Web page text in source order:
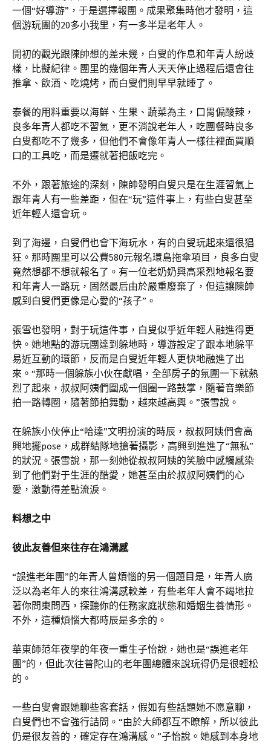
一個“好導游”，于是選擇報團。成果聚集時他才發明，這
個游玩團的20多小我里，有一多半是老年人。
開初的觀光跟陳帥想的差未幾，白叟的作息和年青人紛歧
樣，比擬紀律。團里的幾個年青人天天停止過程后還會往
推拿、飲酒、吃燒烤，而白叟們則早早就睡了。
泰餐的用料重要以海鮮、生果、蔬菜為主，口胃偏酸辣，
良多年青人都吃不習氣，更不消說老年人，吃團餐時良多
白叟都吃不了幾多，但他們不會像年青人一樣往裡面買順
口的工具吃，而是遷就著把飯吃完。
不外，跟著旅途的深刻，陳帥發明白叟只是在生涯習氣上
跟年青人有一些差距，但在“玩”這件事上，有些白叟甚至
近年輕人還會玩。
到了海邊，白叟們也會下海玩水，有的白叟玩起來還很猖
狂。那時團里可以公費580元報名環島拖傘項目，良多白叟
竟然想都不想就報名了。有一位老奶奶興高采烈地報名要
和年青人一路玩，固然最后由於嚴重廢棄了，但這讓陳帥
感到白叟們更像是心愛的“孩子”。
張雪也發明，對于玩這件事，白叟似乎近年輕人融進得更
快。她地點的游玩團達到躲地時，導游設定了跟本地躲平
易近互動的環節，反而是白叟近年輕人更快地融進了出
來。“那時一個躲族小伙在獻唱，全部房子的氛圍一下就熱
烈了起來，叔叔阿姨們圍成一個圈一路鼓掌，隨著音樂節
拍一路轉圈，隨著節拍舞動，越來越高興。”張雪說。
在躲族小伙停止“哈達”文明扮演的時辰，叔叔阿姨們會高
興地擺pose，成群結隊地搶著攝影，高興到進進了“無私”
的狀況。張雪說，那一刻她從叔叔阿姨的笑臉中感觸感染
到了他們對于生涯的酷愛，她甚至由於叔叔阿姨們的心
愛，激動得差點流淚。
料想之中
彼此友善但來往存在鴻溝感
“誤進老年團”的年青人曾煩惱的另一個題目是，年青人廣
泛以為老年人的來往鴻溝感較差，有些老年人會不竭地拉
著你問東問西，探聽你的任務家庭狀態和婚姻生養情形。
不外，這種煩惱大都時辰是多余的。
華東師范年夜學的年夜一重生子怡說，她也是“誤進老年
團”的，但此次往普陀山的老年團總體來說玩得仍是很輕松
的。
一些白叟會跟她聊些客套話，假如有些話題她不愿意聊，
白叟們也不會強行詰問。“由於大師都互不瞭解，所以彼此
仍是很友善的，確定存在鴻溝感。”子怡說。她感到本身地